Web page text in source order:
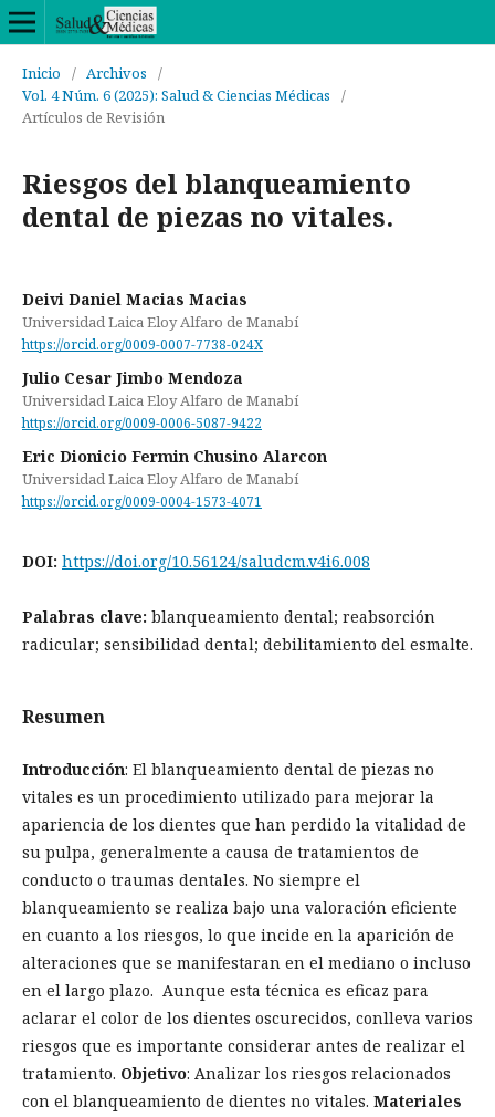
Inicio / Archivos
/
Vol. 4 Núm. 6 (2025): Salud & Ciencias Médicas
/
Artículos de Revisión
Riesgos del blanqueamiento
dental de piezas no vitales.
Deivi Daniel Macias Macias
Universidad Laica Eloy Alfaro de Manabí
https://orcid.org/0009-0007-7738-024X
Julio Cesar Jimbo Mendoza
Universidad Laica Eloy Alfaro de Manabí
https://orcid.org/0009-0006-5087-9422
Eric Dionicio Fermin Chusino Alarcon
Universidad Laica Eloy Alfaro de Manabí
https://orcid.org/0009-0004-1573-4071
DOI: https://doi.org/10.56124/saludcm.v4i6.008
Palabras clave: blanqueamiento dental; reabsorción
radicular; sensibilidad dental; debilitamiento del esmalte.
Resumen
Introducción: El blanqueamiento dental de piezas no
vitales es un procedimiento utilizado para mejorar la
apariencia de los dientes que han perdido la vitalidad de
su pulpa, generalmente a causa de tratamientos de
conducto o traumas dentales. No siempre el
blanqueamiento se realiza bajo una valoración eficiente
en cuanto a los riesgos, lo que incide en la aparición de
alteraciones que se manifestaran en el mediano o incluso
en el largo plazo. Aunque esta técnica es eficaz para
aclarar el color de los dientes oscurecidos, conlleva varios
riesgos que es importante considerar antes de realizar el
tratamiento. Objetivo: Analizar los riesgos relacionados
con el blanqueamiento de dientes no vitales. Materiales